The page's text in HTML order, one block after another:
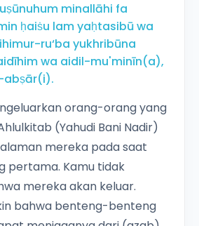
minallāhi fa
ḥaiṡu lam yaḥtasibū wa
ru‘ba yukhribūna
wa aidil-mu'minīn(a),
abṣār(i).
orang-orang yang
(Yahudi Bani Nadir)
mereka pada saat
pertama. Kamu tidak
mereka akan keluar.
bahwa benteng-benteng